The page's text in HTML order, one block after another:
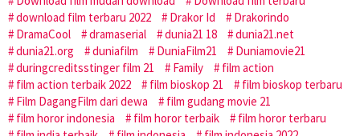
download film terbaru 2022
Drakor Id
Drakorindo
DramaCool
dramaserial dunia21 18
dunia21.net
dunia21.org
duniafilm DuniaFilm21
Duniamovie21
duringcreditsstinger film 21
Family
film action
film action terbaik 2022
film bioskop 21
film bioskop terbaru
Film DagangFilm dari dewa
film gudang movie 21
film horor indonesia
film horor terbaik
film horor terbaru